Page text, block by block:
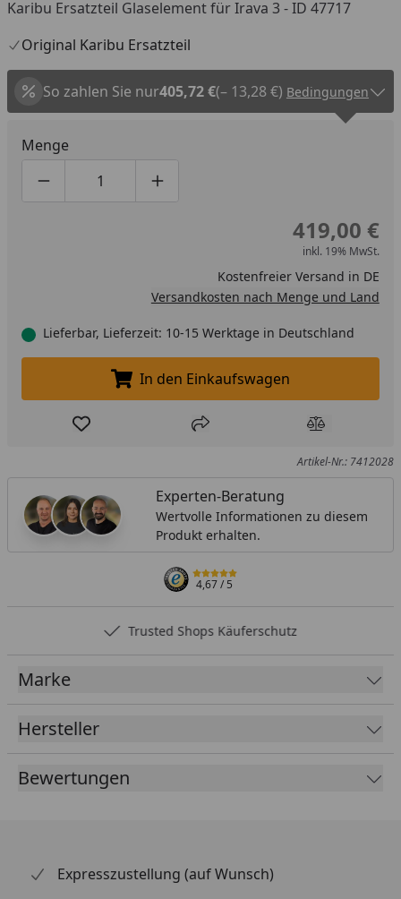
Karibu Ersatzteil Glaselement für Irava 3 - ID 47717
Original Karibu Ersatzteil
So zahlen Sie nur405,72 €(– 13,28 €) Bedingungen
Menge
Produktmenge um eins verringern
Produktmenge manuell eingeben
Produktmenge um eins erhöhen
419,00 €
inkl. 19% MwSt.
Kostenfreier Versand in DE
Versandkosten nach Menge und Land
Lieferbar, Lieferzeit: 10-15 Werktage in Deutschland
In den Einkaufswagen legen
In den Einkaufswagen
Produkt zur Wunschliste hinzufügen
Teilen Produkt
Artikel-Nr.: 7412028
Experten-Beratung
Wertvolle Informationen zu diesem
Produkt erhalten.
4,67/ 5
Trusted Shops Käuferschutz
Marke
Hersteller
Bewertungen
Expresszustellung (auf Wunsch)